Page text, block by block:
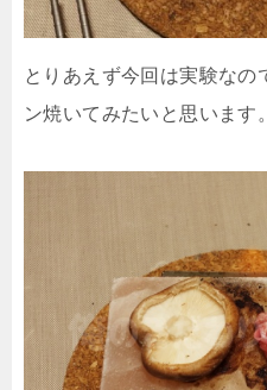
とりあえず今回は実験なの
ン焼いてみたいと思います。